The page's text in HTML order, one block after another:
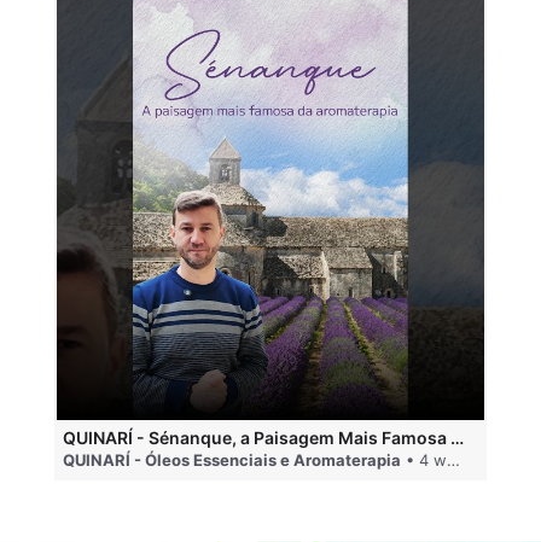
QUINARÍ - Sénanque, a Paisagem Mais Famosa da Aromaterapia
QUINARÍ - Óleos Essenciais e Aromaterapia • 4 weeks ago